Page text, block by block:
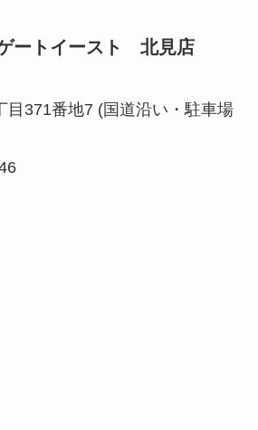
ートイースト 北見店
目371番地7 (国道沿い・駐車場